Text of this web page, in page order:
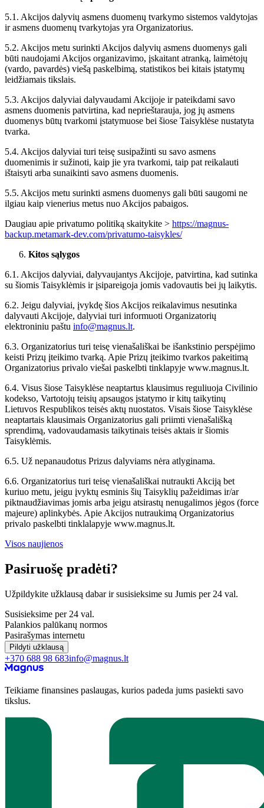
5.1. Akcijos dalyvių asmens duomenų tvarkymo sistemos valdytojas
ir asmens duomenų tvarkytojas yra Organizatorius.
5.2. Akcijos metu surinkti Akcijos dalyvių asmens duomenys gali
būti naudojami Akcijos organizavimo, įskaitant atranką, laimėtojų
(vardo, pavardės) viešą paskelbimą, statistikos bei kitais įstatymų
leidžiamais tikslais.
5.3. Akcijos dalyviai dalyvaudami Akcijoje ir pateikdami savo
asmens duomenis patvirtina, kad neprieštarauja, jog jų asmens
duomenys būtų tvarkomi įstatymuose bei šiose Taisyklėse nustatyta
tvarka.
5.4. Akcijos dalyviai turi teisę susipažinti su savo asmens
duomenimis ir sužinoti, kaip jie yra tvarkomi, taip pat reikalauti
ištaisyti arba sunaikinti savo asmens duomenis.
5.5. Akcijos metu surinkti asmens duomenys gali būti saugomi ne
ilgiau kaip vienerius metus nuo Akcijos pabaigos.
Daugiau apie privatumo politiką skaitykite > https://magnus-
backup.metamark-dev.com/privatumo-taisykles/
Kitos sąlygos
6.1. Akcijos dalyviai, dalyvaujantys Akcijoje, patvirtina, kad sutinka
su šiomis Taisyklėmis ir įsipareigoja jomis vadovautis bei jų laikytis.
6.2. Jeigu dalyviai, įvykdę šios Akcijos reikalavimus nesutinka
dalyvauti Akcijoje, dalyviai turi informuoti Organizatorių
elektroniniu paštu info@magnus.lt.
6.3. Organizatorius turi teisę vienašališkai be išankstinio perspėjimo
keisti Prizų įteikimo tvarką. Apie Prizų įteikimo tvarkos pakeitimą
Organizatorius privalo viešai paskelbti tinklapyje www.magnus.lt.
6.4. Visus šiose Taisyklėse neaptartus klausimus reguliuoja Civilinio
kodekso, Vartotojų teisių apsaugos įstatymo ir kitų taikytinų
Lietuvos Respublikos teisės aktų nuostatos. Visais šiose Taisyklėse
neaptartais klausimais Organizatorius gali priimti vienašališką
sprendimą, vadovaudamasis taikytinais teisės aktais ir šiomis
Taisyklėmis.
6.5. Už nepanaudotus Prizus dalyviams nėra atlyginama.
6.6. Organizatorius turi teisę vienašališkai nutraukti Akciją bet
kuriuo metu, jeigu įvyktų esminis šių Taisyklių pažeidimas ir/ar
piktnaudžiavimas jomis arba jeigu atsirastų nenugalimos jėgos (force
majeure) aplinkybės. Apie Akcijos nutraukimą Organizatorius
privalo paskelbti tinklalapyje www.magnus.lt.
Visos naujienos
Pasiruošę pradėti?
Užpildykite užklausą dabar ir susisieksime su Jumis per 24 val.
Susisieksime per 24 val.
Palankios palūkanų normos
Pasirašymas internetu
Pildyti užklausą
+370 688 98 683info@magnus.lt
Teikiame finansines paslaugas, kurios padeda jums pasiekti savo
tikslus.